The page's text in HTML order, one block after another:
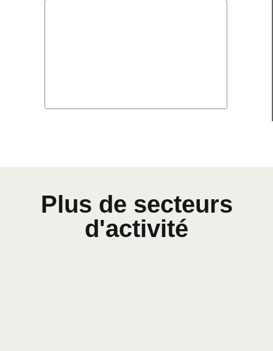
Plus de secteurs
d'activité